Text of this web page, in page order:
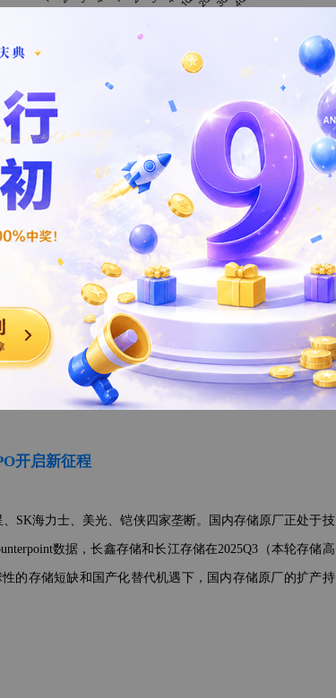
期短；而本轮周期由AI驱动，服务器需求占比超50%，云服
、CXL、3D DRAM、HBF等新技术不断涌现，存储产品的
低，成长属性增强。机构普遍认为，本轮存储景气周期有
开启新征程
SK海力士、美光、铠侠四家垄断。国内存储原厂正处于技
数据，长鑫存储和长江存储在2025Q3（本轮存储高
的存储短缺和国产化替代机遇下，国内存储原厂的扩产持